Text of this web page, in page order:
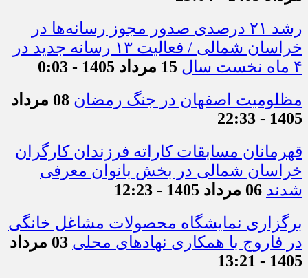
رشد ۲۱ درصدی صدور مجوز رسانه‌ها در
خراسان شمالی / فعالیت ۱۳ رسانه جدید در
۴ ماه نخست سال
15 مرداد 1405 - 0:03
مظلومیت اصفهان در جنگ رمضان
08 مرداد
1405 - 22:33
قهرمانان مسابقات کاراته فرزندان کارگران
خراسان شمالی در بخش بانوان معرفی
شدند 06 مرداد 1405 - 12:23
برگزاری نمایشگاه محصولات مشاغل خانگی
در فاروج با همکاری نهادهای محلی
03 مرداد
1405 - 13:21